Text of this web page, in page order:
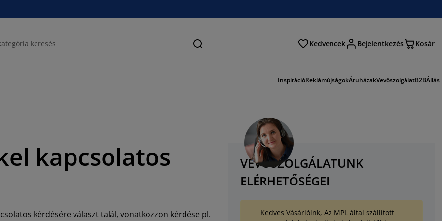
Keresés Kedvencek Bejelentkezés Kosár
InspirációReklámújságokÁruházakVevőszolgálatB2BÁllás
kapcsolatos
kérdésére választ talál, vonatkozzon kérdése pl.
VEVŐSZOLGÁLATUNK
ELÉRHETŐSÉGEI
Kedves Vásárlóink, Az MPL által szállított